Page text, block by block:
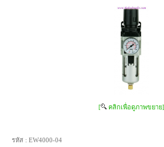
[ คลิกเพื่อดูภาพขยาย]
รหัส : EW4000-04